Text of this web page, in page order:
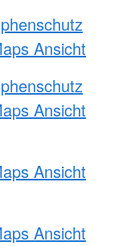
Ansicht
Ansicht
Ansicht
Ansicht